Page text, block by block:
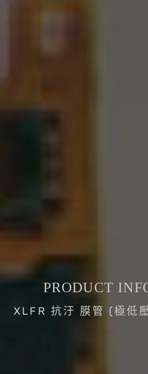
PRODUCT
XLFR 抗汙 膜管 (極